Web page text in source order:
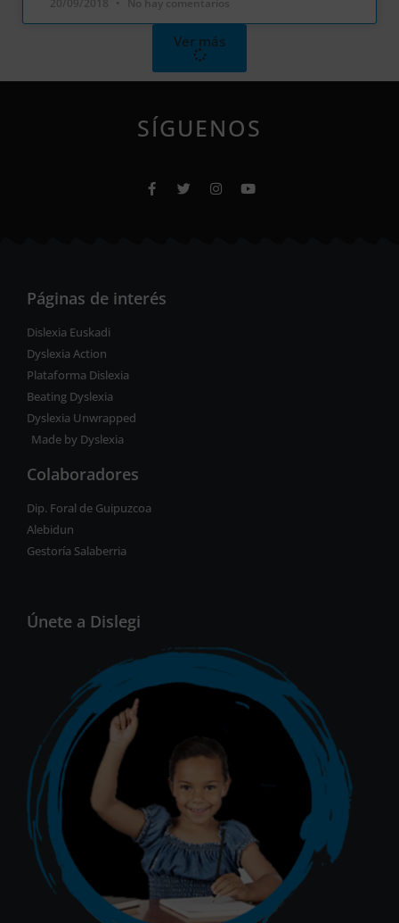
Ver más
SÍGUENOS
Páginas de interés
Dislexia Euskadi
Dyslexia Action
Plataforma Dislexia
Beating Dyslexia
Dyslexia Unwrapped
Made by Dyslexia
Colaboradores
Dip. Foral de Guipuzcoa
Alebidun
Gestoría Salaberria
Únete a Dislegi